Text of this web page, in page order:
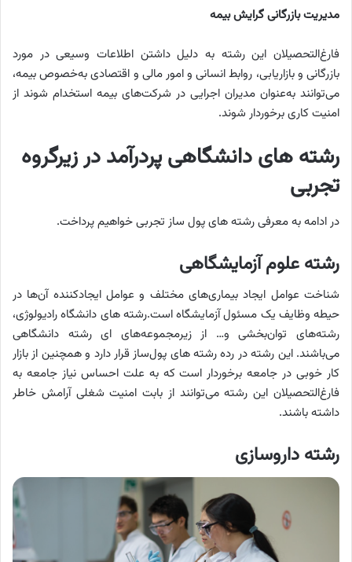
مدیریت بازرگانی گرایش بیمه
فارغ‌التحصیلان این رشته به دلیل داشتن اطلاعات وسیعی در مورد
بازرگانی و بازاریابی، روابط انسانی و امور مالی و اقتصادی به‌خصوص بیمه،
می‌توانند به‌عنوان مدیران اجرایی در شرکت‌های بیمه استخدام شوند از
امنیت کاری برخوردار شوند.
رشته های دانشگاهی پردرآمد در زیرگروه
تجربی
در ادامه به معرفی رشته های پول ساز تجربی خواهیم پرداخت.
رشته علوم آزمایشگاهی
شناخت عوامل ایجاد بیماری‌های مختلف و عوامل ایجاد‌کننده آن‌ها در
حیطه وظایف یک مسئول آزمایشگاه است.رشته های دانشگاه رادیولوژی،
رشته‌های توان‌بخشی و… از زیرمجموعه‌های ای رشته دانشگاهی
می‌باشند. این رشته در رده رشته های پول‌ساز قرار دارد و همچنین از بازار
کار خوبی در جامعه برخوردار است که به علت احساس نیاز جامعه به
فارغ‌التحصیلان این رشته می‌توانند از بابت امنیت شغلی آرامش خاطر
داشته باشند.
رشته داروسازی